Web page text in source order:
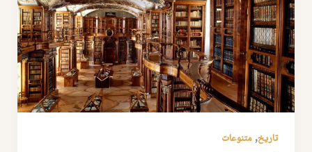
تاريخ,متنوعات